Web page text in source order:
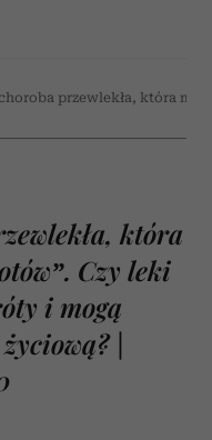
przewlekła, która
która
Czy leki
i mogą
|